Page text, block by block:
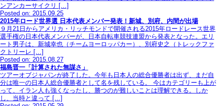
ンアンカーサイクリ […]
Posted on: 2015.09.25
2015年ロード世界選 日本代表メンバー発表！新城、別府、内間が出場
９月21日からアメリカ・リッチモンドで開催される2015年ロードレース世界
選手権の日本代表メンバーが、日本自転車競技連盟から発表となった。エリ
ート男子は、新城幸也（チームヨーロッパカー）、別府史之（トレックファ
クトリーレ […]
Posted on: 2015.08.27
福島晋一「計算された無謀さ」
ツアーオブジャパンが終了した。今年も日本人の総合優勝者は出ず、まだ自
分は唯一の日本人総合優勝者として名を残している。 今はカテゴリーも上が
って、イラン人も強くなったし、勝つのが難しいことは理解できる。しか
し、当時と違って […]